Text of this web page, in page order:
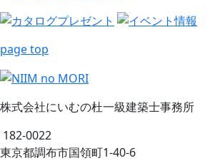
page top
株式会社にいむの杜一級建築士事務所
182-0022
東京都調布市国領町1-40-6